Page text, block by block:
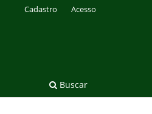
Buscar
Cadastro Acesso